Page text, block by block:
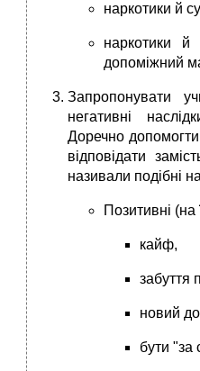
наркотики й
наркотики й
допоміжний
Запропонувати
негативні
Доречно
відповідати
називали подібні
Позитивні (на
кайф,
забуття
новий
бути "за